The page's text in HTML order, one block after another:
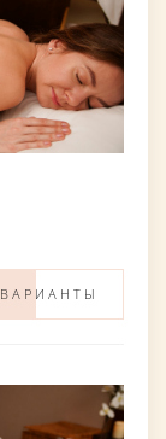
ВАРИАНТЫ